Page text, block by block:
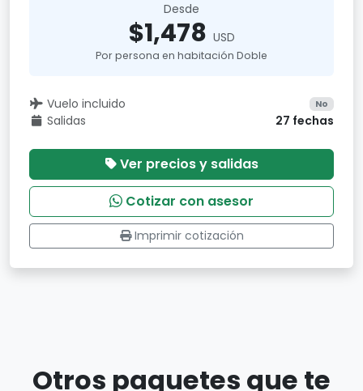
Desde
$1,478 USD
Por persona en habitación Doble
Vuelo incluido No
Salidas 27 fechas
Ver precios y salidas
Cotizar con asesor
Imprimir cotización
Otros paquetes que te